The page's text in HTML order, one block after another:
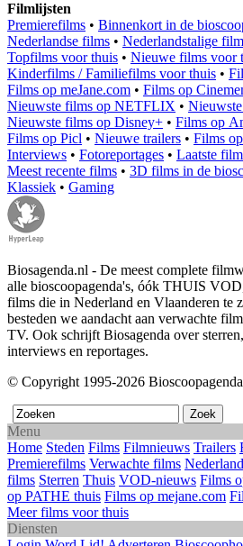
Filmlijsten
Premierefilms • Binnenkort in de
Nederlandse films • Nederlandstalige
Topfilms voor thuis • Nieuwe films voor
Kinderfilms / Familiefilms voor thuis •
Films op meJane.com • Films op
Nieuwste films op NETFLIX •
Nieuwste films op Disney+ • Films op
Films op Picl • Nieuwe trailers • Films
Interviews • Fotoreportages • Laatste
Meest recente films • 3D films in de
Klassiek • Gaming
Biosagenda.nl - De meest complete
alle bioscoopagenda's, óók THUIS
films die in Nederland en Vlaanderen te
besteden we aandacht aan verwachte
TV. Ook schrijft Biosagenda over
interviews en reportages.
© Copyright 1995-2026
Menu
Home Steden Films Filmnieuws Trailers
Premierefilms Verwachte films
films Sterren Thuis VOD-nieuws Films
op PATHE thuis Films op mejane.com
Meer films voor thuis
Diensten